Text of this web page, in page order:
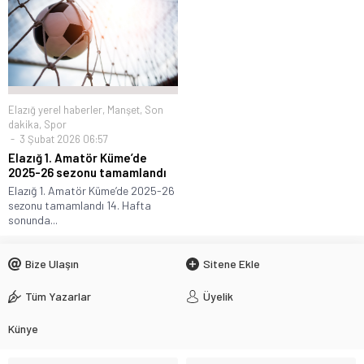
Elazığ yerel haberler, Manşet, Son
dakika, Spor
3 Şubat 2026 06:57
Elazığ 1. Amatör Küme’de
2025-26 sezonu tamamlandı
Elazığ 1. Amatör Küme’de 2025-26
sezonu tamamlandı 14. Hafta
sonunda...
Bize Ulaşın Sitene Ekle
Tüm Yazarlar Üyelik
Künye